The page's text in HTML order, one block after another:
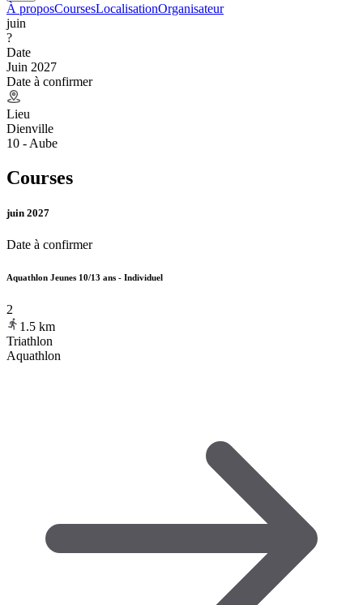
À proposCoursesLocalisationOrganisateur
juin
?
Date
Juin 2027
Date à confirmer
Lieu
Dienville
10 - Aube
Courses
juin 2027
Date à confirmer
Aquathlon Jeunes 10/13 ans - Individuel
2
1.5 km
Triathlon
Aquathlon